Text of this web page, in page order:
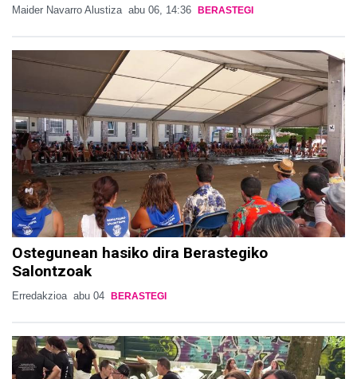
Maider Navarro Alustiza abu 06, 14:36 BERASTEGI
Ostegunean hasiko dira Berastegiko
Salontzoak
Erredakzioa abu 04 BERASTEGI